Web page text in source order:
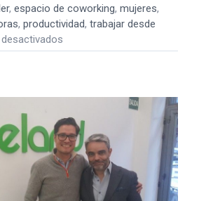
, espacio de coworking, mujeres,
, productividad, trabajar desde
¿No
dónde
empezar
tu
negocio?
Consejos
para
Mujeres